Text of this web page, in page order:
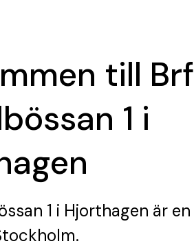
till Brf
1 i
1 i Hjorthagen är en